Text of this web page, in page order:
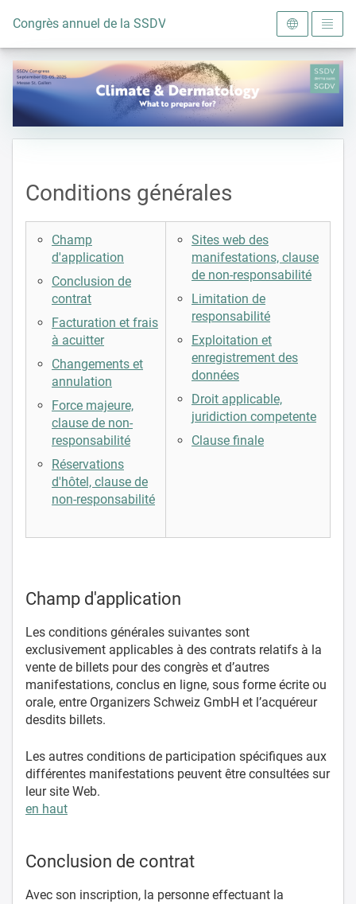
Vers la page d'accueil
Congrès annuel de la SSDV 2025
Conditions générales
Champ
d'application
Conclusion de
contrat
Facturation et frais
à acuitter
Changements et
annulation
Force majeure,
clause de non-
responsabilité
Réservations
d'hôtel, clause de
non-responsabilité
Sites web des
manifestations, clause
de non-responsabilité
Limitation de
responsabilité
Exploitation et
enregistrement des
données
Droit applicable,
juridiction competente
Clause finale
Champ d'application
Les conditions générales suivantes sont
exclusivement applicables à des contrats relatifs à la
vente de billets pour des congrès et d’autres
manifestations, conclus en ligne, sous forme écrite ou
orale, entre Organizers Schweiz GmbH et l’acquéreur
desdits billets.
Les autres conditions de participation spécifiques aux
différentes manifestations peuvent être consultées sur
leur site Web.
en haut
Conclusion de contrat
Avec son inscription, la personne effectuant la